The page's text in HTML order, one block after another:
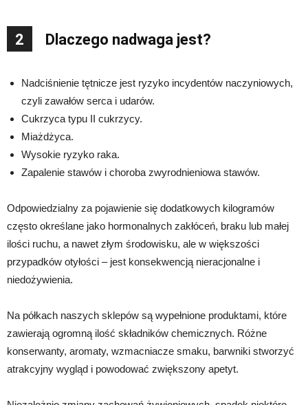
2 Dlaczego nadwaga jest?
Nadciśnienie tętnicze jest ryzyko incydentów naczyniowych,
czyli zawałów serca i udarów.
Cukrzyca typu II cukrzycy.
Miażdżyca.
Wysokie ryzyko raka.
Zapalenie stawów i choroba zwyrodnieniowa stawów.
Odpowiedzialny za pojawienie się dodatkowych kilogramów
często określane jako hormonalnych zakłóceń, braku lub małej
ilości ruchu, a nawet złym środowisku, ale w większości
przypadków otyłości – jest konsekwencją nieracjonalne i
niedożywienia.
Na półkach naszych sklepów są wypełnione produktami, które
zawierają ogromną ilość składników chemicznych. Różne
konserwanty, aromaty, wzmacniacze smaku, barwniki stworzyć
atrakcyjny wygląd i powodować zwiększony apetyt.